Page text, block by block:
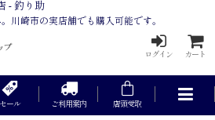
- 釣り助
川崎市の実店舗でも購入可能です。
ログイン カート
セール ご利用案内 店頭受取